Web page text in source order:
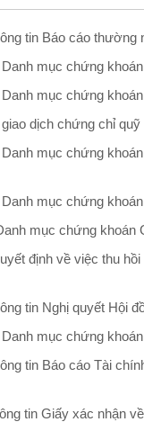
tin Báo cáo thường
mục chứng
mục chứng
dịch chứng chỉ
mục chứng
mục chứng
mục chứng
định về việc thu
tin Nghị quyết Hội
mục chứng
tin Báo cáo Tài
tin Giấy xác nhận